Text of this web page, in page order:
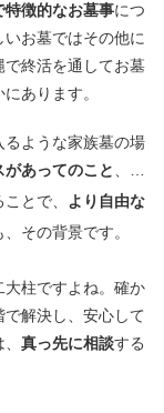
特徴的なお墓事につ
お墓ではその他に
で終活を通してお墓
あります。
ような家族墓の場
あってのこと、…
とで、 より自由な
その背景です。
大柱ですよね。確か
解決し、安心して
、真っ先に相談する